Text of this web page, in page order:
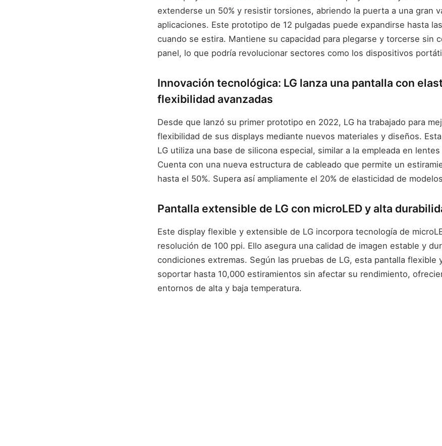
extenderse un 50% y resistir torsiones, abriendo la puerta a una gran
aplicaciones. Este prototipo de 12 pulgadas puede expandirse hasta
cuando se estira. Mantiene su capacidad para plegarse y torcerse sin
panel, lo que podría revolucionar sectores como los dispositivos
Innovación tecnológica: LG lanza una pantalla con
flexibilidad avanzadas
Desde que lanzó su primer prototipo en 2022, LG ha trabajado para
flexibilidad de sus displays mediante nuevos materiales y diseños.
LG utiliza una base de silicona especial, similar a la empleada en
Cuenta con una nueva estructura de cableado que permite un
hasta el 50%. Supera así ampliamente el 20% de elasticidad de
Pantalla extensible de LG con microLED y alta
Este display flexible y extensible de LG incorpora tecnología de
resolución de 100 ppi. Ello asegura una calidad de imagen estable y
condiciones extremas. Según las pruebas de LG, esta pantalla flexible
soportar hasta 10,000 estiramientos sin afectar su rendimiento,
entornos de alta y baja temperatura.